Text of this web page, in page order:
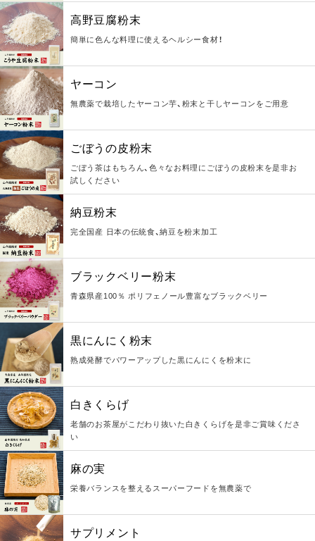
高野豆腐粉末
簡単に色んな料理に使えるヘルシー食材！
ヤーコン
無農薬で栽培したヤーコン芋、粉末と干しヤーコンをご用意
ごぼうの皮粉末
ごぼう茶はもちろん、色々なお料理にごぼうの皮粉末を是非お
試しください
納豆粉末
完全国産 日本の伝統食、納豆を粉末加工
ブラックベリー粉末
青森県産100％ ポリフェノール豊富なブラックベリー
黒にんにく粉末
熟成発酵でパワーアップした黒にんにくを粉末に
白きくらげ
老舗のお茶屋がこだわり抜いた白きくらげを是非ご賞味くださ
い
麻の実
栄養バランスを整えるスーパーフードを無農薬で
サプリメント